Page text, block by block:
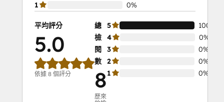
1
0%
平均評分
5.0
依據 8 個評分
總
檢
閱
數
8
歷來
5
100%
4
0%
3
0%
2
0%
1
0%